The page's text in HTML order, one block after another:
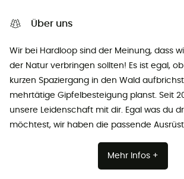
Über uns
Wir bei Hardloop sind der Meinung, dass
der Natur verbringen sollten! Es ist egal,
kurzen Spaziergang in den Wald
mehrtätige Gipfelbesteigung planst. Seit
unsere Leidenschaft mit dir. Egal was du
möchtest, wir haben die passende
Mehr Infos +